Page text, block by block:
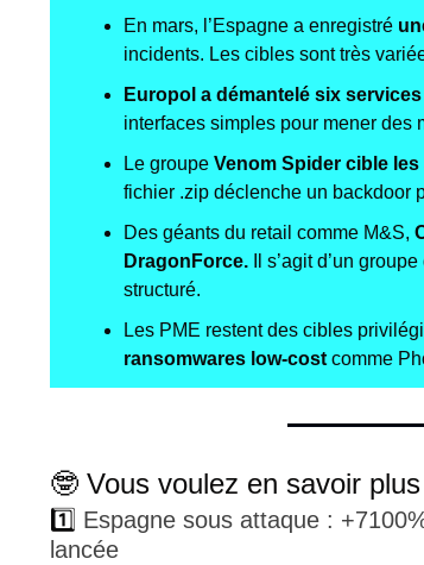
En mars, l’Espagne a enregistré
incidents. Les cibles sont très
Europol a démantelé six
interfaces simples pour mener des
Le groupe Venom Spider cible
fichier .zip déclenche un backdoor
Des géants du retail comme M&S,
DragonForce. Il s’agit d’un
structuré.
Les PME restent des cibles
ransomwares low-cost comme
🤓 Vous voulez en savoir
1️⃣ Espagne sous attaque :
lancée